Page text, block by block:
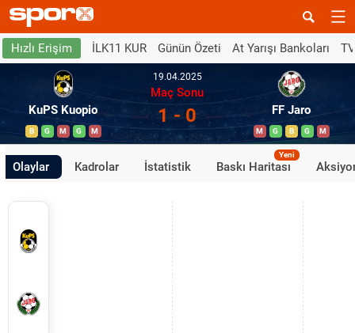
Hızlı Erişim İLK11 KUR Günün Özeti At Yarışı Bankoları
KuPS Kuopio
B G M G M
19.04.2025
Maç Sonu
1 - 0 FF Jaro
M G B G M
Olaylar Kadrolar İstatistik Baskı Haritası
Yeni